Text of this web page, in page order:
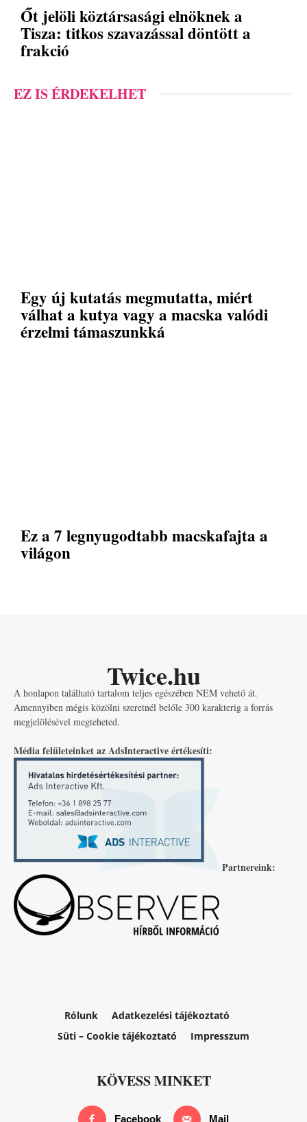
Őt jelöli köztársasági elnöknek a
Tisza: titkos szavazással döntött a
frakció
EZ IS ÉRDEKELHET
Egy új kutatás megmutatta, miért
válhat a kutya vagy a macska valódi
érzelmi támaszunkká
Ez a 7 legnyugodtabb macskafajta a
világon
Twice.hu
A honlapon található tartalom teljes egészében NEM vehető át.
Amennyiben mégis közölni szeretnél belőle 300 karakterig a forrás
megjelölésével megteheted.
Média felületeinket az AdsInteractive értékesíti:
Partnereink:
Rólunk
Adatkezelési tájékoztató
Süti – Cookie tájékoztató
Impresszum
KÖVESS MINKET
Facebook Mail